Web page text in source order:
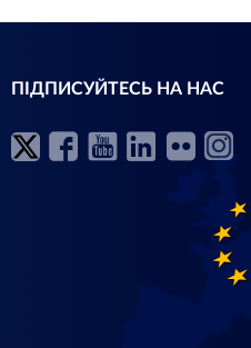
ПІДПИСУЙТЕСЬ НА НАС